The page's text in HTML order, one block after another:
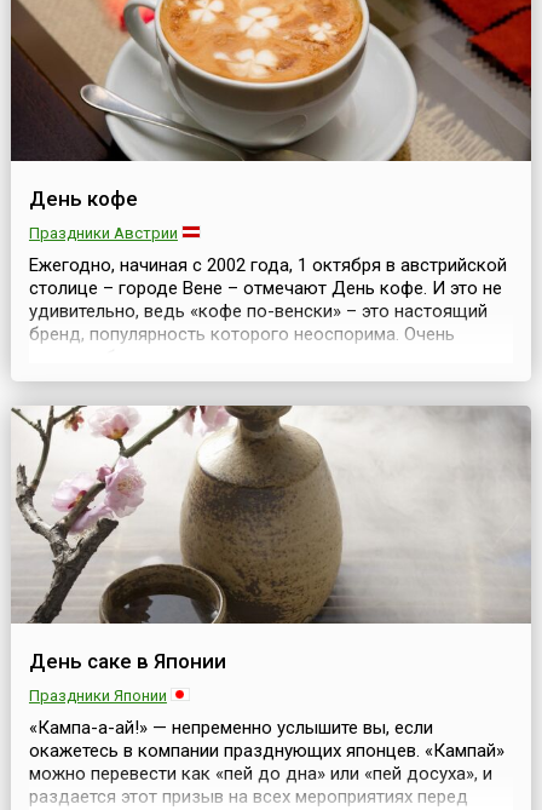
День кофе
Праздники Австрии
Ежегодно, начиная с 2002 года, 1 октября в австрийской
столице – городе Вене – отмечают День кофе. И это не
удивительно, ведь «кофе по-венски» – это настоящий
бренд, популярность которого неоспорима. Очень
не менее прекрасным напитком, поэтому не случайно
каждый год здесь празднуется День кофе. Надо
сказать, что сами австрийцы считают, что им...
День саке в Японии
Праздники Японии
«Кампа-а-ай!» — непременно услышите вы, если
окажетесь в компании празднующих японцев. «Кампай»
можно перевести как «пей до дна» или «пей досуха», и
раздается этот призыв на всех мероприятиях перед